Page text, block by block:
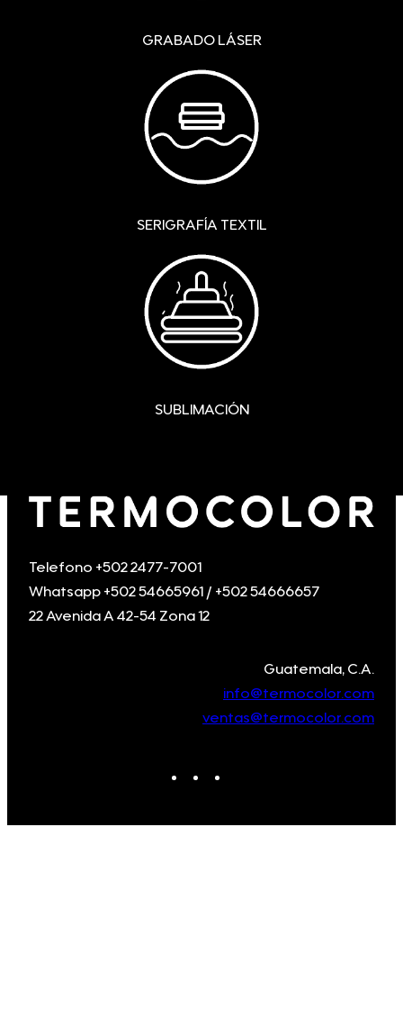
GRABADO LÁSER
SERIGRAFÍA TEXTIL
SUBLIMACIÓN
Telefono +502 2477-7001
Whatsapp +502 54665961 / +502 54666657
22 Avenida A 42-54 Zona 12
Guatemala, C.A.
info@termocolor.com
ventas@termocolor.com
Facebook